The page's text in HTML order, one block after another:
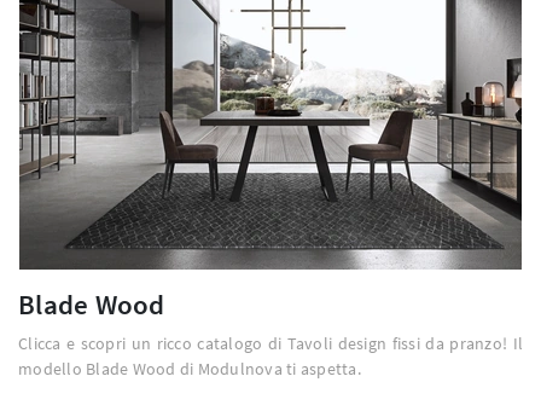
Blade Wood
Clicca e scopri un ricco catalogo di Tavoli design fissi da pranzo! Il
modello Blade Wood di Modulnova ti aspetta.